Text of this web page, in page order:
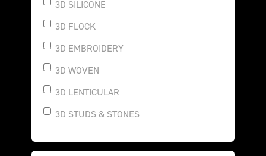
3D SILICONE
3D FLOCK
3D EMBROIDERY
3D WOVEN
3D LENTICULAR
3D STUDS & STONES